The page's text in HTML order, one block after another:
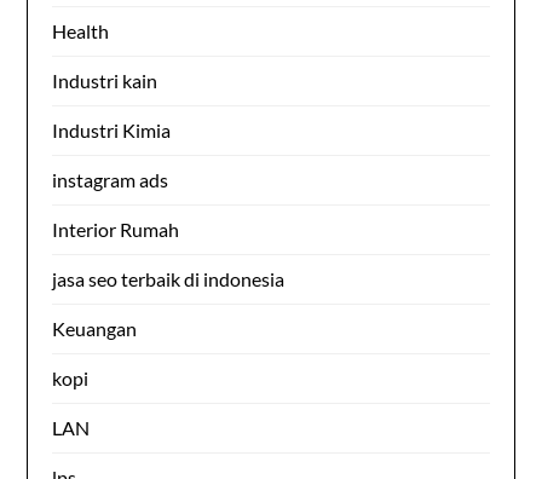
Health
Industri kain
Industri Kimia
instagram ads
Interior Rumah
jasa seo terbaik di indonesia
Keuangan
kopi
LAN